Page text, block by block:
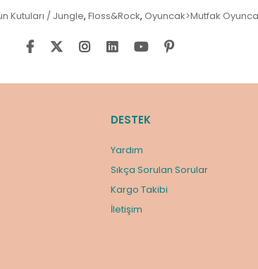
Kutuları / Jungle, Floss&Rock, Oyuncak>Mutfak
DESTEK
Yardım
Sıkça Sorulan Sorular
Kargo Takibi
İletişim